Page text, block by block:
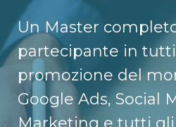
Un Master
partecipante in
promozione del
Google Ads, Social